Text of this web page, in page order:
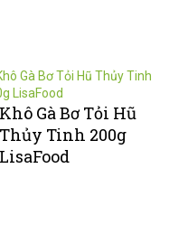
Khô Gà Bơ Tỏi Hũ
Thủy Tinh 200g
LisaFood